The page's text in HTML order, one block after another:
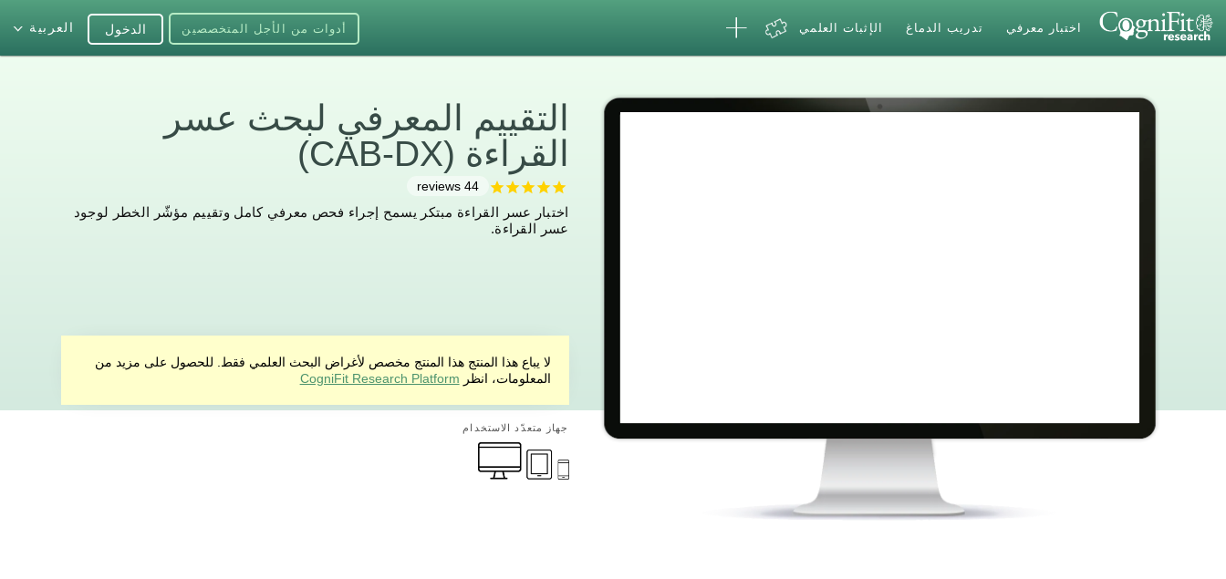
اختبار معرفي تدريب الدماغ الإثبات العلمي أدوات من الأجل المتخصصين العربية الدخول
التقييم المعرفي لبحث عسر
القراءة (CAB-DX)
44
reviews
اختبار عسر القراءة مبتكر يسمح إجراء فحص معرفي كامل وتقييم مؤشّر الخطر لوجود
عسر القراءة.
لا يباع هذا المنتج هذا المنتج مخصص لأغراض البحث العلمي فقط. للحصول على مزيد من
المعلومات، انظر CogniFit Research Platform
جهاز متعدّد الاستخدام